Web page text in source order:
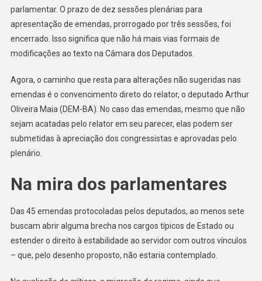
parlamentar. O prazo de dez sessões plenárias para
apresentação de emendas, prorrogado por três sessões, foi
encerrado. Isso significa que não há mais vias formais de
modificações ao texto na Câmara dos Deputados.
Agora, o caminho que resta para alterações não sugeridas nas
emendas é o convencimento direto do relator, o deputado Arthur
Oliveira Maia (DEM-BA). No caso das emendas, mesmo que não
sejam acatadas pelo relator em seu parecer, elas podem ser
submetidas à apreciação dos congressistas e aprovadas pelo
plenário.
Na mira dos parlamentares
Das 45 emendas protocoladas pelos deputados, ao menos sete
buscam abrir alguma brecha nos cargos típicos de Estado ou
estender o direito à estabilidade ao servidor com outros vínculos
– que, pelo desenho proposto, não estaria contemplado.